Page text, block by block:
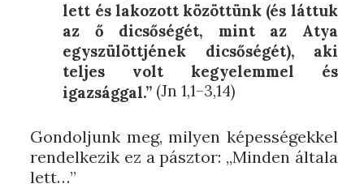
lett és lakozott közöttünk (és láttuk
az ő dicsőségét, mint az Atya
egyszülöttjének dicsőségét), aki
teljes volt kegyelemmel és
igazsággal.” (Jn 1,1–3,14)
Gondoljunk meg, milyen képességekkel
rendelkezik ez a pásztor: „Minden általa
lett…”